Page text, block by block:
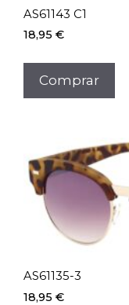
AS61143 C1
18,95 €
Comprar
AS61135-3
18,95 €